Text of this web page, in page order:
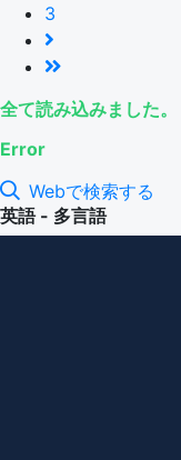
3
全て読み込みました。
Error
Webで検索する
英語 - 多言語